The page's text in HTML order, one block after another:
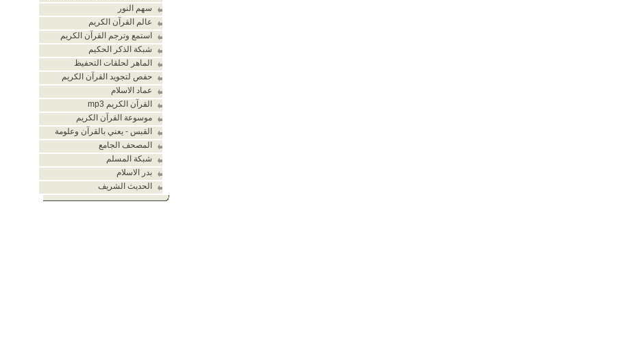
سهم النور
عالم القرآن الكريم
استمع وترجم القرآن الكريم
شبكة الذكر الحكيم
الماهر لحلقات التحفيظ
حفص لتجويد القرآن الكريم
عماد الاسلام
القرآن الكريم mp3
موسوعة القرآن الكريم
القبس - يعني بالقرآن وعلومة
المصحف الجامع
شبكة المسلم
بدر الاسلام
الحديث الشريف